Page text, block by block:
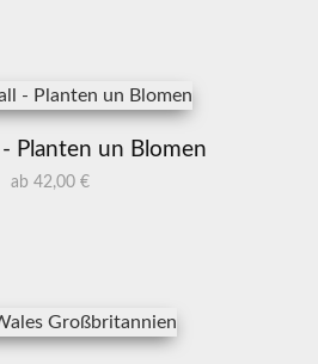
Planten un Blomen
ab 42,00 €